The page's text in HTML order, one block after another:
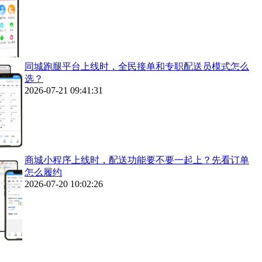
同城跑腿平台上线时，全民接单和专职配送员模式怎么
选？
2026-07-21 09:41:31
商城小程序上线时，配送功能要不要一起上？先看订单
怎么履约
2026-07-20 10:02:26